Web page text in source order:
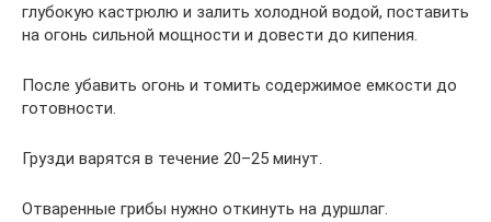
глубокую кастрюлю и залить холодной водой, поставить
на огонь сильной мощности и довести до кипения.
После убавить огонь и томить содержимое емкости до
готовности.
Грузди варятся в течение 20–25 минут.
Отваренные грибы нужно откинуть на дуршлаг.